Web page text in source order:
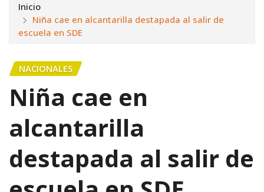
Inicio
Niña cae en alcantarilla destapada al salir de
escuela en SDE
NACIONALES
Niña cae en
alcantarilla
destapada al salir de